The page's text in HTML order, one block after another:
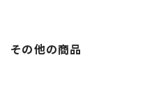
その他の商品